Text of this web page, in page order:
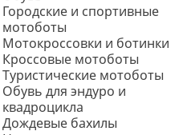
Городские и спортивные
мотоботы
Мотокроссовки и ботинки
Кроссовые мотоботы
Туристические мотоботы
Обувь для эндуро и
квадроцикла
Дождевые бахилы